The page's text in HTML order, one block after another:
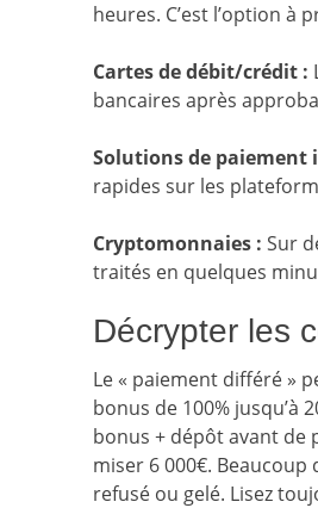
heures. C’est l’option
Cartes de débit/crédit :
bancaires après
Solutions de paiement
rapides sur les
Cryptomonnaies : Sur
traités en quelques
Décrypter les
Le « paiement différé »
bonus de 100% jusqu’à
bonus + dépôt avant de
miser 6 000€.
refusé ou gelé. Lisez